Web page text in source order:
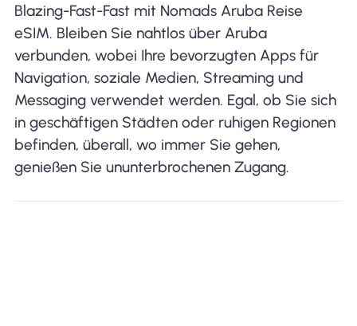
Blazing-Fast-Fast mit Nomads Aruba Reise
eSIM. Bleiben Sie nahtlos über Aruba
verbunden, wobei Ihre bevorzugten Apps für
Navigation, soziale Medien, Streaming und
Messaging verwendet werden. Egal, ob Sie sich
in geschäftigen Städten oder ruhigen Regionen
befinden, überall, wo immer Sie gehen,
genießen Sie ununterbrochenen Zugang.